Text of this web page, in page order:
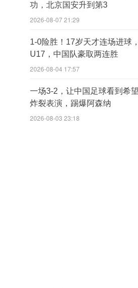
功，北京国安升到第3
2026-08-07 21:29
1-0险胜！17岁天才连场进球
U17，中国队豪取两连胜
2026-08-04 17:57
一场3-2，让中国足球看到希
炸裂表演，踢爆阿森纳
2026-08-03 23:18